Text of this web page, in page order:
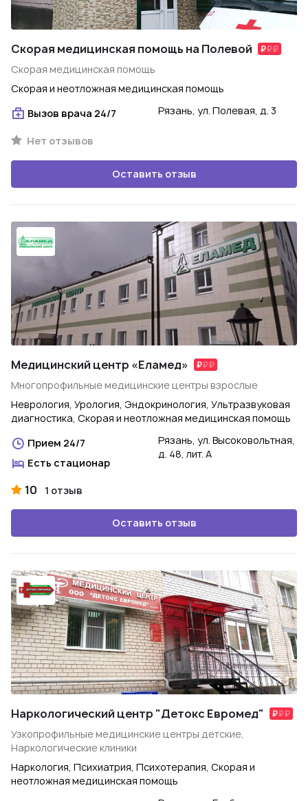
Скорая медицинская помощь на Полевой
Скорая медицинская помощь
Скорая и неотложная медицинская помощь
Вызов врача 24/7
Рязань, ул. Полевая, д. 3
Нет отзывов
Оставить отзыв
Медицинский центр «Еламед»
Многопрофильные медицинские центры взрослые
Неврология, Урология, Эндокринология, Ультразвуковая
диагностика, Скорая и неотложная медицинская помощь
Прием 24/7
Есть стационар
Рязань, ул. Высоковольтная,
д. 48, лит. А
10 1 отзыв
Оставить отзыв
Наркологический центр "Детокс Евромед"
Узкопрофильные медицинские центры детские,
Наркологические клиники
Наркология, Психиатрия, Психотерапия, Скорая и
неотложная медицинская помощь